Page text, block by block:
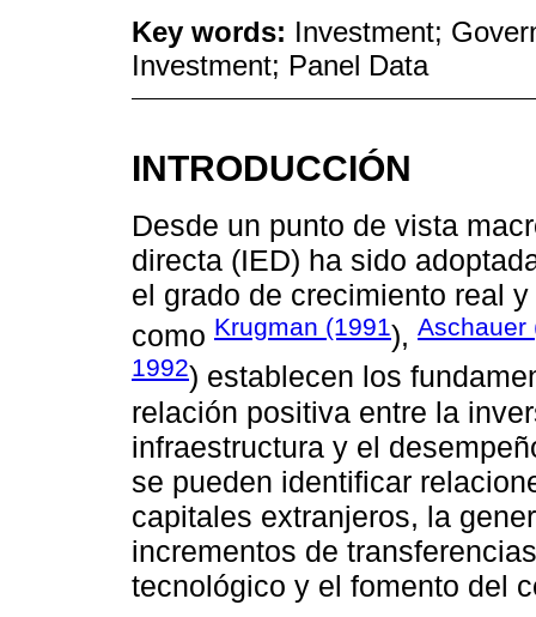
Key words: Investment;
Investment; Panel Data
INTRODUCCIÓN
Desde un punto de vista
directa (IED) ha sido
el grado de crecimiento real
como Krugman (1991), Aschauer
1992) establecen los
relación positiva entre la
infraestructura y el
se pueden identificar
capitales extranjeros, la
incrementos de
tecnológico y el fomento del